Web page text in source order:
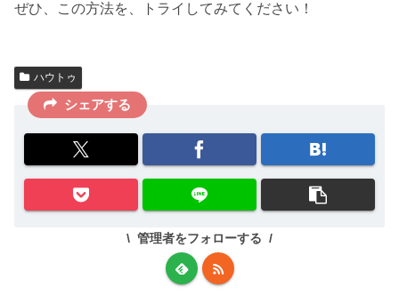
ぜひ、この方法を、
トライしてみて ください！
ハウトゥ
シェアする
管理者をフォローする